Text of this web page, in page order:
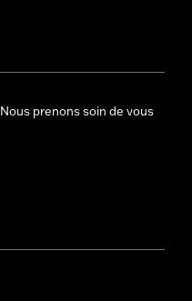
Nous prenons soin de vous